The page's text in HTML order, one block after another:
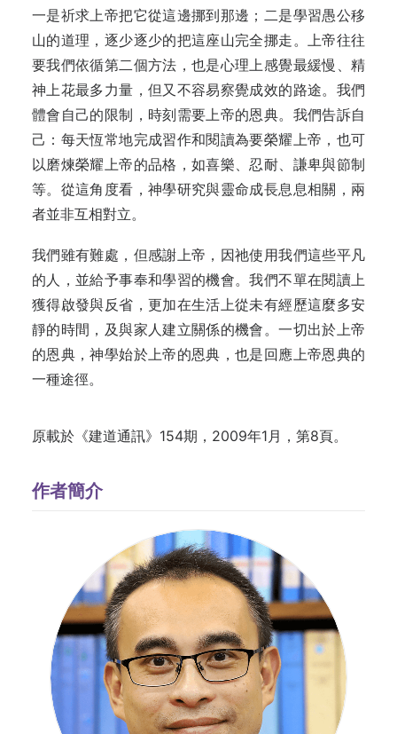
一是祈求上帝把它從這邊挪到那邊；二是學習愚公移
山的道理，逐少逐少的把這座山完全挪走。上帝往往
要我們依循第二個方法，也是心理上感覺最緩慢、精
神上花最多力量，但又不容易察覺成效的路途。我們
體會自己的限制，時刻需要上帝的恩典。我們告訴自
己：每天恆常地完成習作和閱讀為要榮耀上帝，也可
以磨煉榮耀上帝的品格，如喜樂、忍耐、謙卑與節制
等。從這角度看，神學研究與靈命成長息息相關，兩
者並非互相對立。
我們雖有難處，但感謝上帝，因祂使用我們這些平凡
的人，並給予事奉和學習的機會。我們不單在閱讀上
獲得啟發與反省，更加在生活上從未有經歷這麼多安
靜的時間，及與家人建立關係的機會。一切出於上帝
的恩典，神學始於上帝的恩典，也是回應上帝恩典的
一種途徑。
原載於《建道通訊》154期，2009年1月，第8頁。
作者簡介